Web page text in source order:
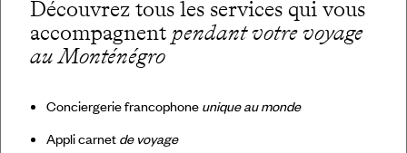
Découvrez tous les services qui vous
accompagnent pendant votre voyage
au Monténégro
Conciergerie francophone unique au monde
Appli carnet de voyage